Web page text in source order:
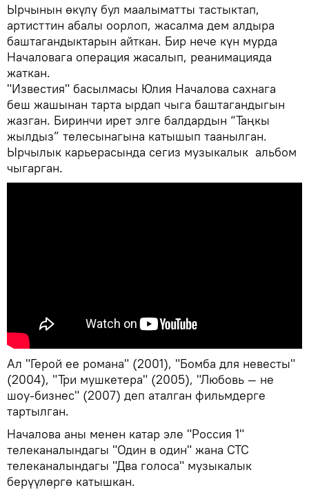
Ырчынын өкүлү бул маалыматты тастыктап,
артисттин абалы оорлоп, жасалма дем алдыра
баштагандыктарын айткан. Бир нече күн мурда
Началовага операция жасалып, реанимацияда
жаткан.
"Известия" басылмасы Юлия Началова сахнага
беш жашынан тарта ырдап чыга баштагандыгын
жазган. Биринчи ирет элге балдардын “Таңкы
жылдыз” телесынагына катышып таанылган.
Ырчылык карьерасында сегиз музыкалык альбом
чыгарган.
Ал "Герой ее романа" (2001), "Бомба для невесты"
(2004), "Три мушкетера" (2005), "Любовь — не
шоу-бизнес" (2007) деп аталган фильмдерге
тартылган.
Началова аны менен катар эле "Россия 1"
телеканалындагы "Один в один" жана СТС
телеканалындагы "Два голоса" музыкалык
берүүлөргө катышкан.